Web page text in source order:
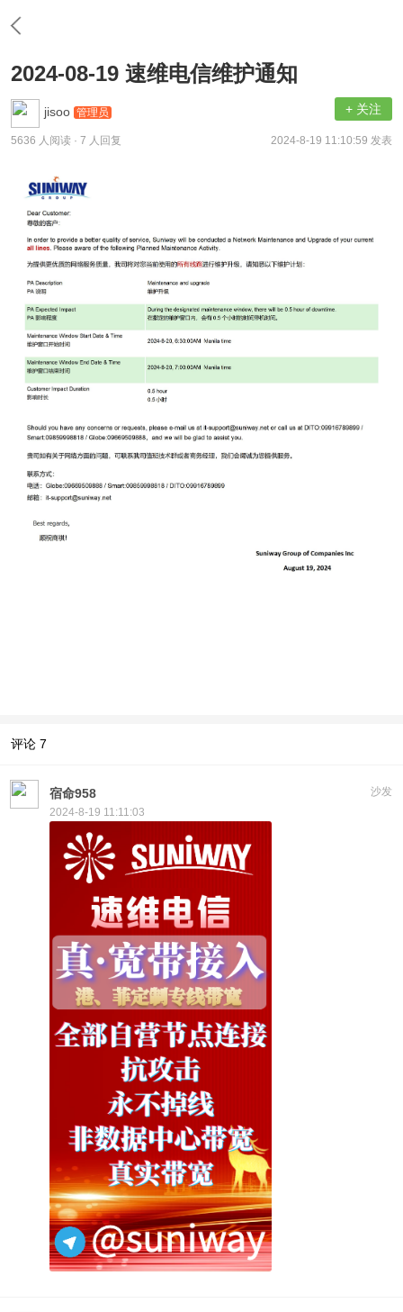
2024-08-19 速维电信维护通知
jisoo 管理员 + 关注
5636 人阅读 · 7 人回复 2024-8-19 11:10:59 发表
评论 7
沙发
宿命958
2024-8-19 11:11:03